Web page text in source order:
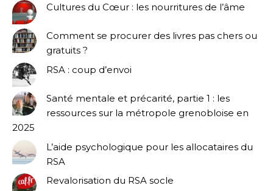
Cultures du Cœur : les nourritures de l’âme
Comment se procurer des livres pas chers ou
gratuits ?
RSA : coup d’envoi
Santé mentale et précarité, partie 1 : les
ressources sur la métropole grenobloise en
2025
L’aide psychologique pour les allocataires du
RSA
Revalorisation du RSA socle